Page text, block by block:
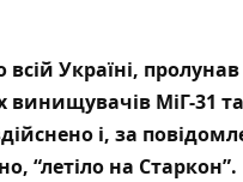
Україні,
винищувачів МіГ-31
і, за
“летіло на Старкон”.